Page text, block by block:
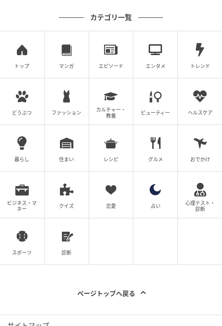
カテゴリ一覧
トップ マンガ エピソード エンタメ トレンド
どうぶつ ファッション
カルチャー・
教養
ビューティー ヘルスケア
暮らし 住まい レシピ グルメ おでかけ
ビジネス・マ
ネー
クイズ 恋愛 占い
心理テスト・
診断
スポーツ 診断
ページトップへ戻る